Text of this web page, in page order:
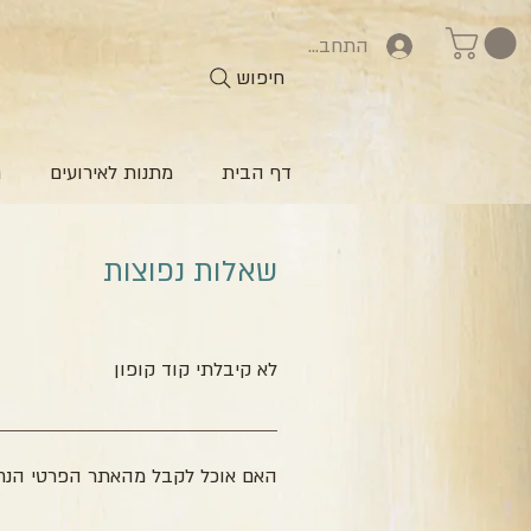
התחברות
חיפוש
דף הבית מתנות לאירועים
שאלות נפוצות
לא קיבלתי קוד קופון
רוב הסיכויים שהקוד כבר במייל שלך,
האם אוכל לקבל מהאתר הפרטי